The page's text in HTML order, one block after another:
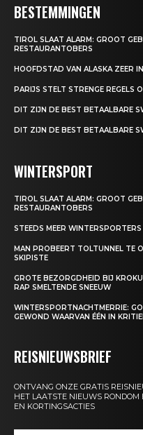
BESTEMMINGEN
TIROL SLAAT ALARM: GROOT
RESTAURANTOBERS
HOOFDSTAD VAN ALASKA ZEER
PARIJS STELT STRENGE REGELS
DIT ZIJN DE BEST BETAALBARE
DIT ZIJN DE BEST BETAALBARE
WINTERSPORT
TIROL SLAAT ALARM: GROOT
RESTAURANTOBERS
STEEDS MEER
MAN PROBEERT TOLTUNNEL TE
SKIPISTE
GROTE BEZORGDHEID BIJ
RAP SMELTENDE SNEEUW
WINTERSPORTNACHTMERRIE:
GEWOND WAARVAN ÉÉN IN
REISNIEUWSBRIEF
ONTVANG ONZE GRATIS
HET LAATSTE NIEUWS
EN KORTINGSACTIES